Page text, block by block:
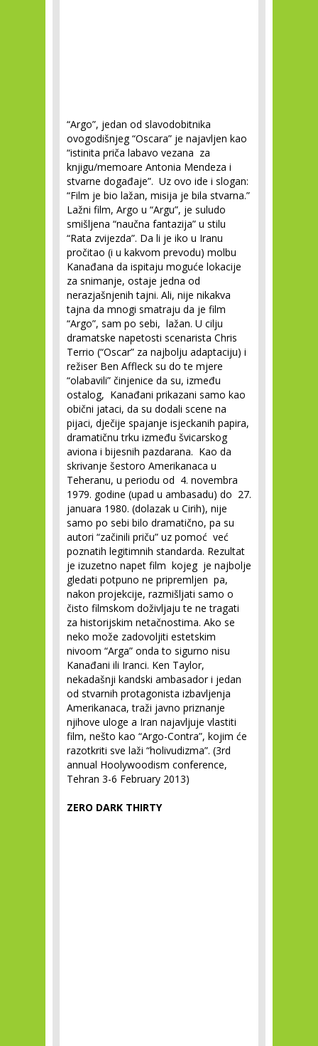
“Argo”, jedan od slavodobitnika
ovogodišnjeg “Oscara” je najavljen kao
“istinita priča labavo vezana za
knjigu/memoare Antonia Mendeza i
stvarne događaje”. Uz ovo ide i slogan:
“Film je bio lažan, misija je bila stvarna.”
Lažni film, Argo u “Argu”, je suludo
smišljena “naučna fantazija” u stilu
“Rata zvijezda”. Da li je iko u Iranu
pročitao (i u kakvom prevodu) molbu
Kanađana da ispitaju moguće lokacije
za snimanje, ostaje jedna od
nerazjašnjenih tajni. Ali, nije nikakva
tajna da mnogi smatraju da je film
“Argo”, sam po sebi, lažan. U cilju
dramatske napetosti scenarista Chris
Terrio (“Oscar” za najbolju adaptaciju) i
režiser Ben Affleck su do te mjere
“olabavili” činjenice da su, između
ostalog, Kanađani prikazani samo kao
obični jataci, da su dodali scene na
pijaci, dječije spajanje isjeckanih papira,
dramatičnu trku između švicarskog
aviona i bijesnih pazdarana. Kao da
skrivanje šestoro Amerikanaca u
Teheranu, u periodu od 4. novembra
1979. godine (upad u ambasadu) do 27.
januara 1980. (dolazak u Cirih), nije
samo po sebi bilo dramatično, pa su
autori “začinili priču” uz pomoć već
poznatih legitimnih standarda. Rezultat
je izuzetno napet film kojeg je najbolje
gledati potpuno ne pripremljen pa,
nakon projekcije, razmišljati samo o
čisto filmskom doživljaju te ne tragati
za historijskim netačnostima. Ako se
neko može zadovoljiti estetskim
nivoom “Arga” onda to sigurno nisu
Kanađani ili Iranci. Ken Taylor,
nekadašnji kandski ambasador i jedan
od stvarnih protagonista izbavljenja
Amerikanaca, traži javno priznanje
njihove uloge a Iran najavljuje vlastiti
film, nešto kao “Argo-Contra”, kojim će
razotkriti sve laži “holivudizma”. (3rd
annual Hoolywoodism conference,
Tehran 3-6 February 2013)
ZERO DARK THIRTY